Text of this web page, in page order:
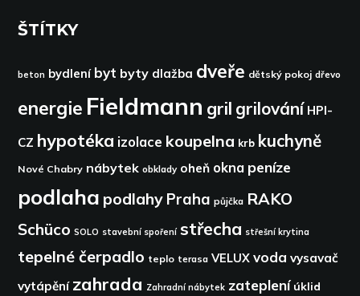
ŠTÍTKY
beton bydlení byt byty dlažba dveře dětský pokoj dřevo
energie Fieldmann gril grilování HPI-
CZ hypotéka izolace koupelna krb kuchyně
Nové Chabry nábytek obklady oheň okna peníze
podlaha podlahy Praha půjčka RAKO
Schüco SOLO stavební spoření střecha střešní krytina
tepelné čerpadlo teplo terasa VELUX voda vysavač
vytápění zahrada Zahradní nábytek zateplení úklid